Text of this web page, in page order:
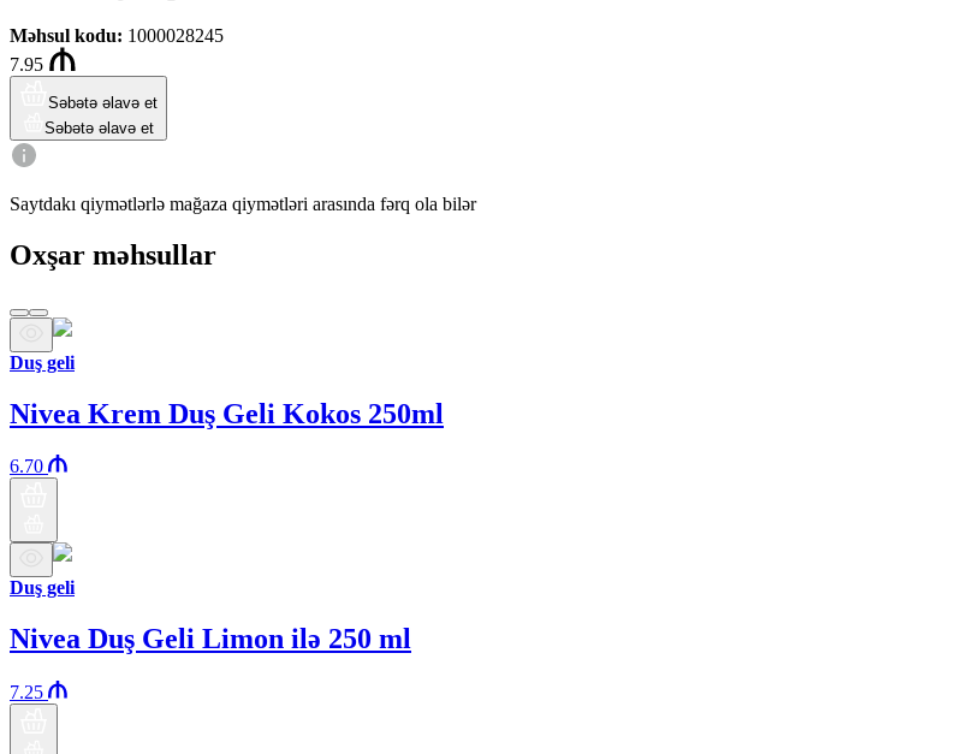
Məhsul kodu: 1000028245
7.95
Səbətə əlavə et
Səbətə əlavə et
Saytdakı qiymətlərlə mağaza qiymətləri arasında fərq ola bilər
Oxşar məhsullar
Duş geli
Nivea Krem Duş Geli Kokos 250ml
6.70
Duş geli
Nivea Duş Geli Limon ilə 250 ml
7.25